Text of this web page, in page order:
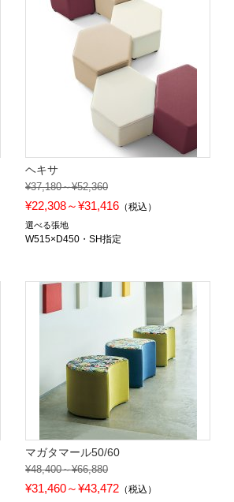
ヘキサ
¥37,180～¥52,360
¥22,308～¥31,416 （税込）
選べる張地
W515×D450・SH指定
マガタマール50/60
¥48,400～¥66,880
¥31,460～¥43,472 （税込）